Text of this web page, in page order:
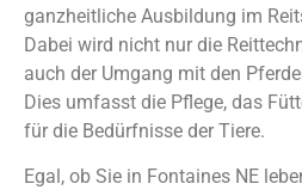
ganzheitliche Ausbildung im
Dabei wird nicht nur die
auch der Umgang mit den
Dies umfasst die Pflege, das
für die Bedürfnisse der Tiere.
Egal, ob Sie in Fontaines NE